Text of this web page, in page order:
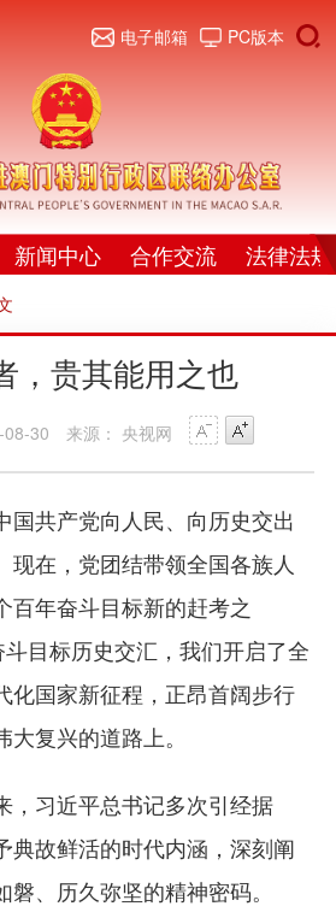
PC版本
电子邮箱
新闻中心 合作交流 法律法规
，贵其能用之也
08-30 来源： 央视网
共产党向人民、向历史交出
现在，党团结带领全国各族人
百年奋斗目标新的赶考之
斗目标历史交汇，我们开启了全
化国家新征程，正昂首阔步行
复兴的道路上。
习近平总书记多次引经据
典故鲜活的时代内涵，深刻阐
、历久弥坚的精神密码。